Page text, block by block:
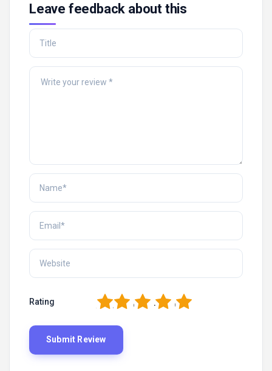
Leave feedback about this
Rating 5
4
3
2